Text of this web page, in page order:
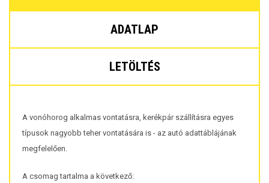
ADATLAP
LETÖLTÉS
A vonóhorog alkalmas vontatásra, kerékpár szállításra egyes
típusok nagyobb teher vontatására is - az autó adattáblájának
megfelelően.
A csomag tartalma a következő: